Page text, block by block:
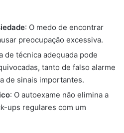
: O medo de encontrar
preocupação excessiva.
de técnica adequada pode
tanto de falso alarme
de sinais importantes.
: O autoexame não elimina a
ups regulares com um